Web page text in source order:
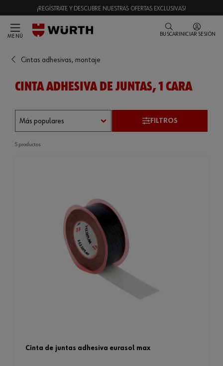
¡REGÍSTRATE Y DESCUBRE NUESTRAS OFERTAS EXCLUSIVAS!
MENÚ BUSCAR INICIAR SESIÓN
Cintas adhesivas, montaje
CINTA ADHESIVA DE JUNTAS, 1 CARA
FILTROS
5 productos
cinta de juntas adhesiva eurasol max